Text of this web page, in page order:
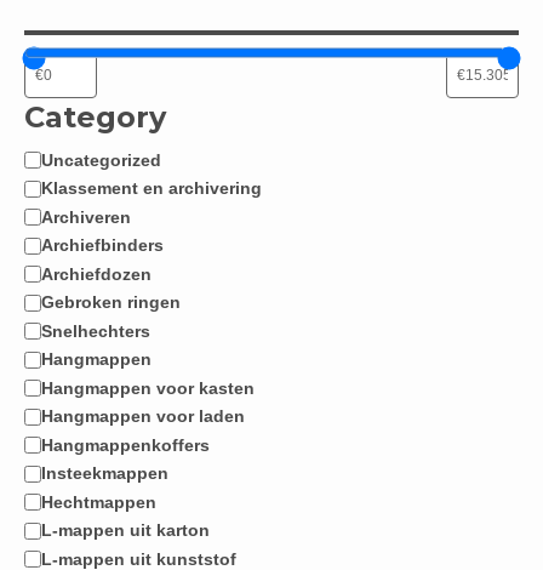
Category
Categorie
Uncategorized
Klassement en archivering
Archiveren
Archiefbinders
Archiefdozen
Gebroken ringen
Snelhechters
Hangmappen
Hangmappen voor kasten
Hangmappen voor laden
Hangmappenkoffers
Insteekmappen
Hechtmappen
L-mappen uit karton
L-mappen uit kunststof